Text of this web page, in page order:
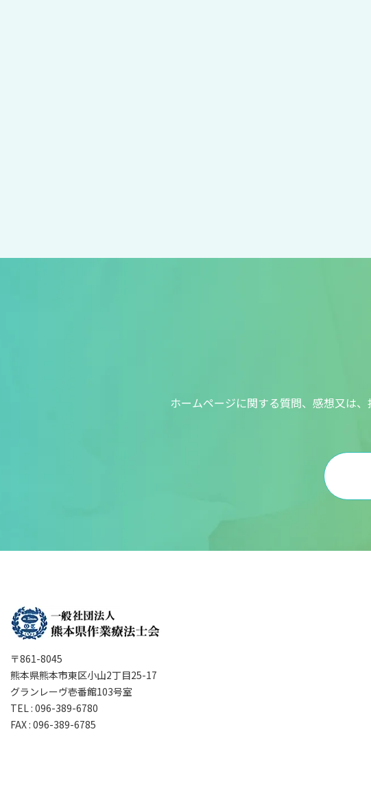
ホームページに関する質問、感想又は
〒861-8045
熊本県熊本市東区小山2丁目25-17
グランレーヴ壱番館103号室
TEL : 096-389-6780
FAX : 096-389-6785